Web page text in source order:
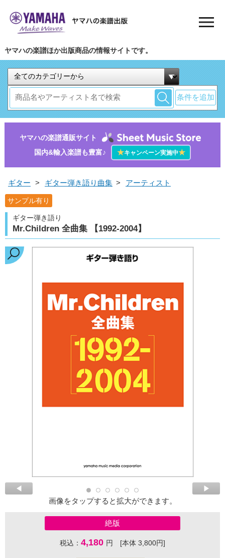
ヤマハの楽譜ほか出版商品の情報サイトです。
条件を追加
ヤマハの楽譜通販サイト
国内&輸入楽譜も豊富♪
★キャンペーン実施中★
ギター > ギター弾き語り曲集 > アーティスト
サンプル有り
ギター弾き語り
Mr.Children 全曲集 【1992-2004】
画像をタップすると拡大ができます。
絶版
税込： 4,180 円 [本体 3,800円]